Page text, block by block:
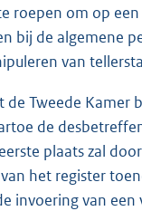
roepen om op
bij de algemene
van
Tweede
de
plaats zal
het register
invoering van